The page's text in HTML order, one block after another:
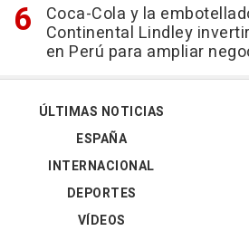
Coca-Cola y la
Continental Lindley
en Perú para ampliar
ÚLTIMAS NOTICIAS
ESPAÑA
INTERNACIONAL
DEPORTES
VÍDEOS